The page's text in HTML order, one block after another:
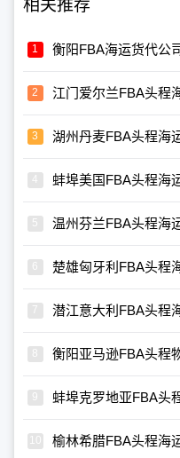
相关推荐
衡阳FBA海运货代公
江门爱尔兰FBA头程
湖州丹麦FBA头程海
蚌埠美国FBA头程海
温州芬兰FBA头程海
楚雄匈牙利FBA头程
潜江意大利FBA头程
衡阳亚马逊FBA头程
蚌埠克罗地亚FBA头
榆林希腊FBA头程海